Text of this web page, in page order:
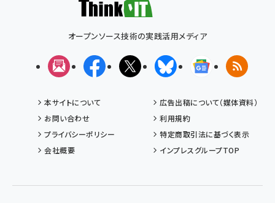
オープンソース技術の実践活用メディア
メルマガFacebookX(エックス)BlueskyGoogleニュ
RSS
本サイトについて
広告出稿について（媒体資料）
お問い合わせ
利用規約
プライバシーポリシー
特定商取引法に基づく表示
会社概要
インプレスグループTOP